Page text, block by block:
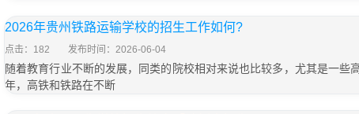
2026年贵州铁路运输学校的招生工作如何?
点击：182 发布时间：2026-06-04
随着教育行业不断的发展，同类的院校相对来说也比较多，尤其是一些
年，高铁和铁路在不断